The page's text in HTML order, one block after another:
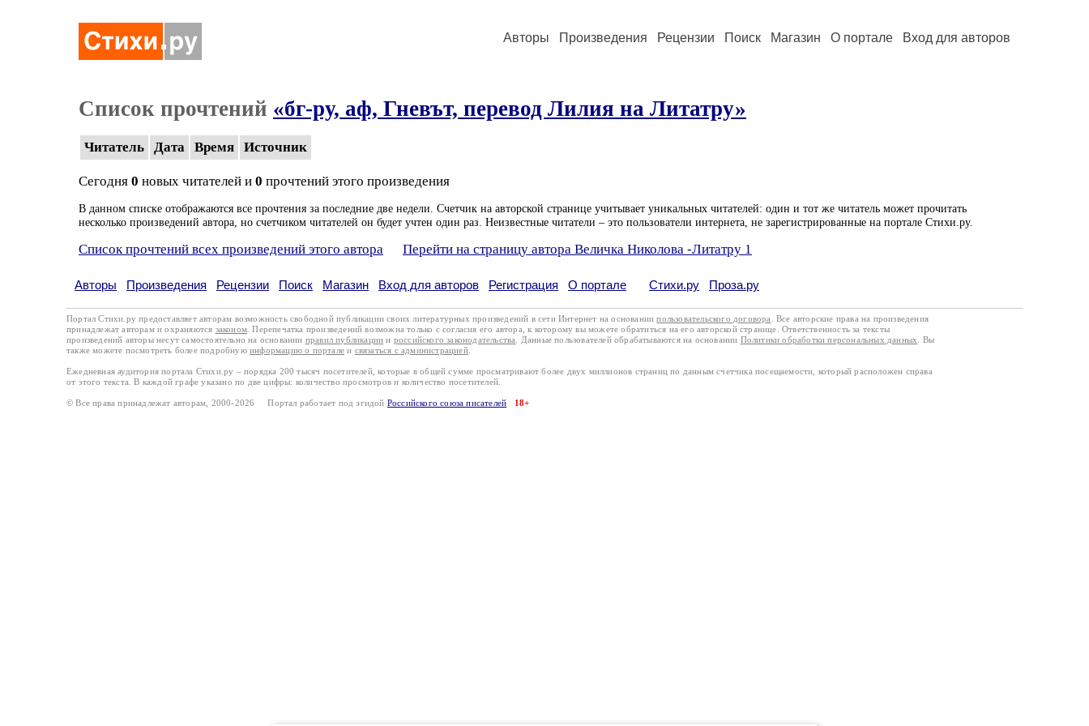
Авторы Произведения Рецензии Поиск Магазин О портале Вход для авторов
Список прочтений «бг-ру, аф, Гневът, перевод Лилия на Литатру»
Читатель Дата Время Источник
Сегодня 0 новых читателей и 0 прочтений этого произведения
В данном списке отображаются все прочтения за последние две недели. Счетчик на авторской странице учитывает уникальных читателей: один и тот же читатель может прочитать
несколько произведений автора, но счетчиком читателей он будет учтен один раз. Неизвестные читатели – это пользователи интернета, не зарегистрированные на портале Стихи.ру.
Список прочтений всех произведений этого автора Перейти на страницу автора Величка Николова -Литатру 1
Авторы Произведения Рецензии Поиск Магазин Вход для авторов Регистрация О портале Стихи.ру Проза.ру
Портал Стихи.ру предоставляет авторам возможность свободной публикации своих литературных произведений в сети Интернет на основаниипользовательского договора
. Все авторские права на произведения
принадлежат авторам и охраняются законом . Перепечатка произведений возможна только с согласия его автора, к которому вы можете обратиться на его авторской странице. Ответственность за тексты
произведений авторы несут самостоятельно на основании правил публикации и российского законодательства . Данные пользователей обрабатываются на основании Политики обработки персональных данных
. Вы
также можете посмотреть более подробную информацию о портале и связаться с администрацией.
Ежедневная аудитория портала Стихи.ру – порядка 200 тысяч посетителей, которые в общей сумме просматривают более двух миллионов страниц по данным счетчика посещаемости, который расположен справа
от этого текста. В каждой графе указано по две цифры: количество просмотров и количество посетителей.
© Все права принадлежат авторам, 2000-2026 Портал работает под эгидой Российского союза писателей 18+